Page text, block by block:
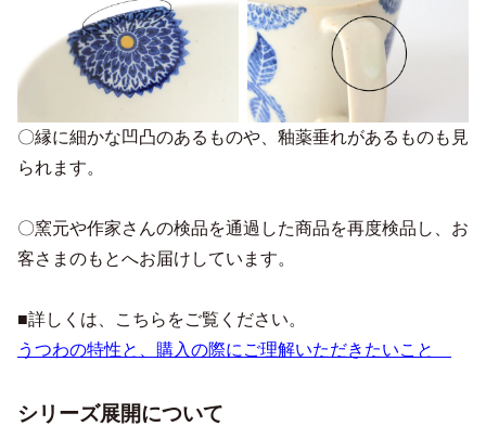
〇縁に細かな凹凸のあるものや、釉薬垂れがあるものも見
られます。
〇窯元や作家さんの検品を通過した商品を再度検品し、お
客さまのもとへお届けしています。
■詳しくは、こちらをご覧ください。
うつわの特性と、購入の際にご理解いただきたいこと
シリーズ展開について